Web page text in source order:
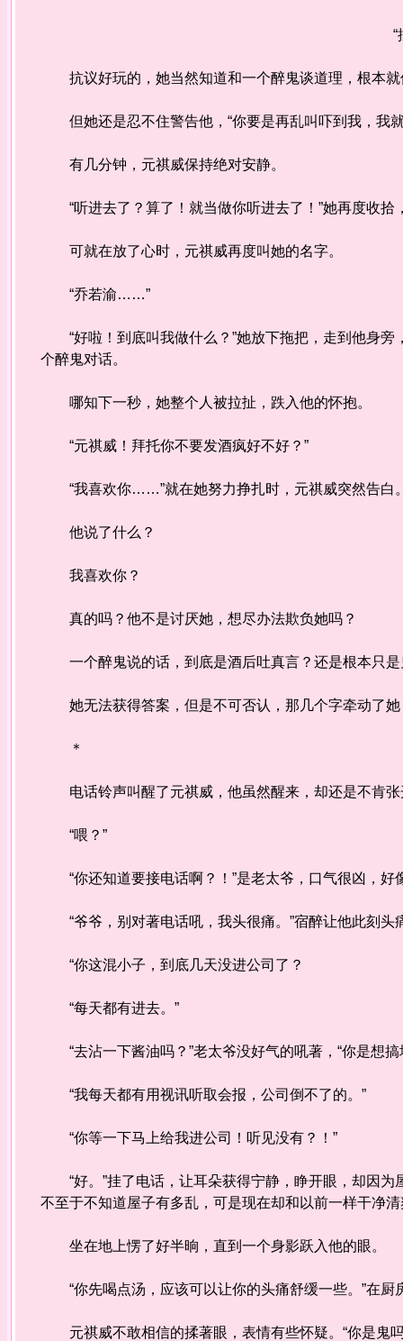
“搞
抗议好玩的，她当然知道和一个醉鬼谈道理，根本就
但她还是忍不住警告他，“你要是再乱叫吓到我，我
有几分钟，元祺威保持绝对安静。
“听进去了？算了！就当做你听进去了！”她再度收拾
可就在放了心时，元祺威再度叫她的名字。
“乔若渝……”
“好啦！到底叫我做什么？”她放下拖把，走到他身旁
个醉鬼对话。
哪知下一秒，她整个人被拉扯，跌入他的怀抱。
“元祺威！拜托你不要发酒疯好不好？”
“我喜欢你……”就在她努力挣扎时，元祺威突然告白
他说了什么？
我喜欢你？
真的吗？他不是讨厌她，想尽办法欺负她吗？
一个醉鬼说的话，到底是酒后吐真言？还是根本只是
她无法获得答案，但是不可否认，那几个字牵动了她
＊
电话铃声叫醒了元祺威，他虽然醒来，却还是不肯张
“喂？”
“你还知道要接电话啊？！”是老太爷，口气很凶，好
“爷爷，别对著电话吼，我头很痛。”宿醉让他此刻头
“你这混小子，到底几天没进公司了？
“每天都有进去。”
“去沾一下酱油吗？”老太爷没好气的吼著，“你是想搞
“我每天都有用视讯听取会报，公司倒不了的。”
“你等一下马上给我进公司！听见没有？！”
“好。”挂了电话，让耳朵获得宁静，睁开眼，却因为
不至于不知道屋子有多乱，可是现在却和以前一样干净
坐在地上愣了好半晌，直到一个身影跃入他的眼。
“你先喝点汤，应该可以让你的头痛舒缓一些。”在厨
元祺威不敢相信的揉著眼，表情有些怀疑。“你是鬼